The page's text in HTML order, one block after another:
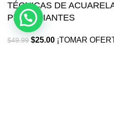
TÉCNICAS DE
PRINCIPIANTES
$49.99 $25.00 ¡TOMAR